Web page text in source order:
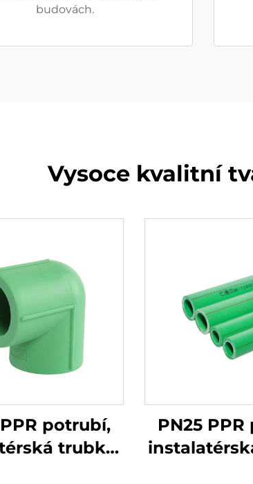
budovách.
Vysoce kvalitní
potrubí,
trubka,
PN25